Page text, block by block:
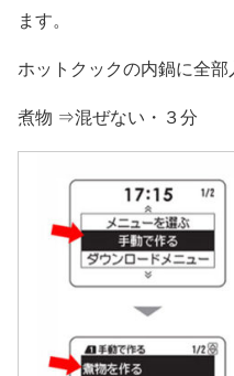
ます。
ホットクックの内鍋に全部
煮物 ⇒混ぜない・３分